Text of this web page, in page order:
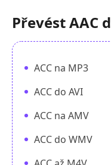
Převést AAC
ACC na MP3
ACC do AVI
ACC na AMV
ACC do WMV